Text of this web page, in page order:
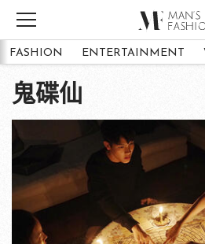
FASHION ENTERTAINMENT
鬼碟仙